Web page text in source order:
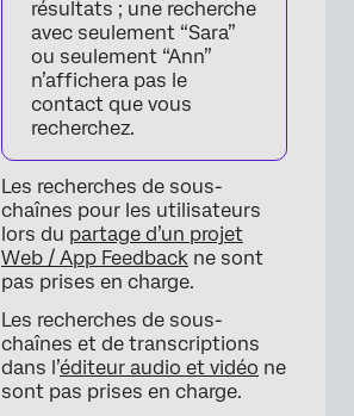
résultats ; une recherche
avec seulement “Sara”
ou seulement “Ann”
n’affichera pas le
contact que vous
recherchez.
Les recherches de sous-
chaînes pour les utilisateurs
lors du partage d’un projet
Web / App Feedback ne sont
pas prises en charge.
Les recherches de sous-
chaînes et de transcriptions
dans l’éditeur audio et vidéo ne
sont pas prises en charge.